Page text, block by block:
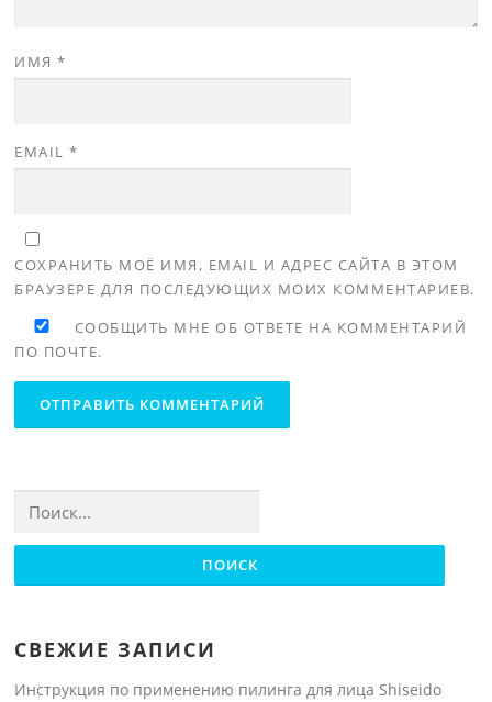
ИМЯ*
EMAIL*
СОХРАНИТЬ МОЁ ИМЯ, EMAIL И АДРЕС САЙТА В ЭТОМ
БРАУЗЕРЕ ДЛЯ ПОСЛЕДУЮЩИХ МОИХ КОММЕНТАРИЕВ.
СООБЩИТЬ МНЕ ОБ ОТВЕТЕ НА КОММЕНТАРИЙ
ПО ПОЧТЕ.
СВЕЖИЕ ЗАПИСИ
Инструкция по применению пилинга для лица Shiseido